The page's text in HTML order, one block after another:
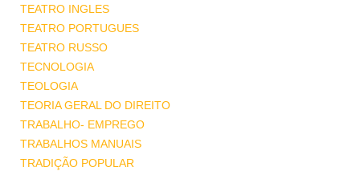
TEATRO INGLES
TEATRO PORTUGUES
TEATRO RUSSO
TECNOLOGIA
TEOLOGIA
TEORIA GERAL DO DIREITO
TRABALHO- EMPREGO
TRABALHOS MANUAIS
TRADIÇÃO POPULAR